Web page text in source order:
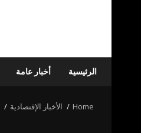
الرئيسية أخبار عامة
Home الأخبار الإقتصادية